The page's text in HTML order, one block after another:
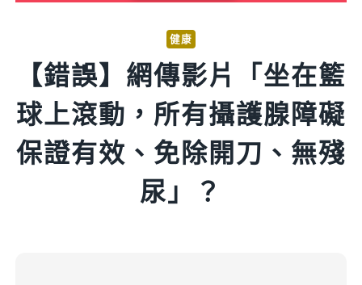
健康
【錯誤】網傳影片「坐在籃
球上滾動，所有攝護腺障礙
保證有效、免除開刀、無殘
尿」？